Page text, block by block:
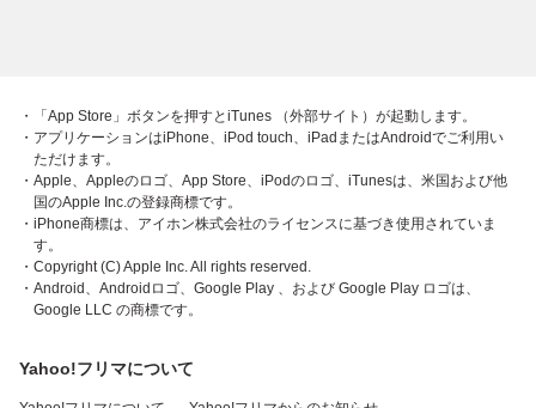
・「App Store」ボタンを押すとiTunes （外部サイト）が起動します。
・アプリケーションはiPhone、iPod touch、iPadまたはAndroidでご利用い
ただけます。
・Apple、Appleのロゴ、App Store、iPodのロゴ、iTunesは、米国および他
国のApple Inc.の登録商標です。
・iPhone商標は、アイホン株式会社のライセンスに基づき使用されていま
す。
・Copyright (C) Apple Inc. All rights reserved.
・Android、Androidロゴ、Google Play 、および Google Play ロゴは、
Google LLC の商標です。
Yahoo!フリマについて